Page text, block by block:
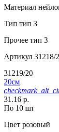
Материал
Тип тип 3
Прочее тип 3
Артикул 31218/
31219/20
20см
31.16 р.
По 10 шт
Цвет розовый